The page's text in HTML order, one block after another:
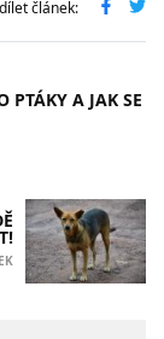
článek:
PTÁKY A JAK SE